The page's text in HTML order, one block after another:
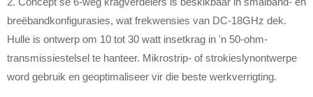
breëbandkonfigurasies, wat frekwensies van DC-18GHz dek.
Hulle is ontwerp om 10 tot 30 watt insetkrag in 'n 50-ohm-
transmissiestelsel te hanteer. Mikrostrip- of strokieslynontwerpe
word gebruik en geoptimaliseer vir die beste werkverrigting.